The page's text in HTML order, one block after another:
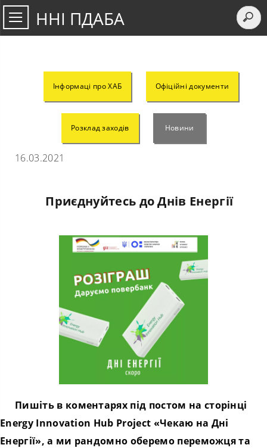
ННІ ПДАБА
Інформаці про ХАБ Офіційні документи
Розклад заходів Новини
16.03.2021
Приєднуйтесь до Днів Енергії
Пишіть в коментарях під постом на сторінці
Energy Innovation Hub Project «Чекаю на Дні
Енергії», а ми рандомно оберемо переможця та